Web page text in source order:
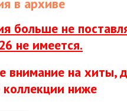
в архиве
больше не
не имеется.
внимание на хиты,
ниже